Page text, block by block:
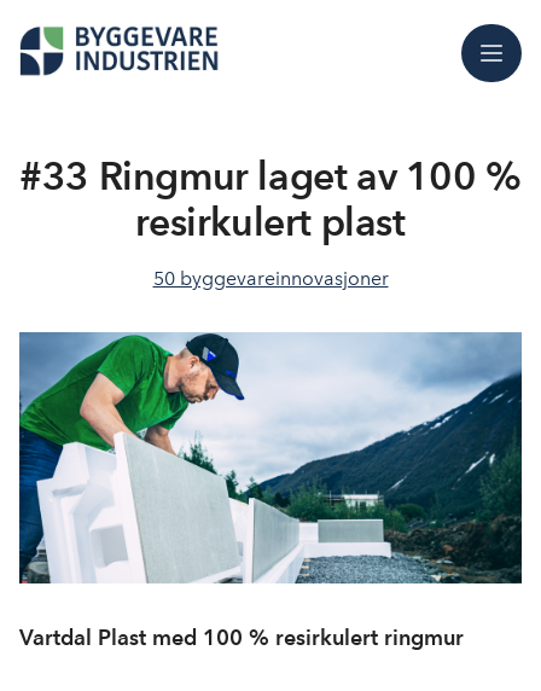
Meny
#33 Ringmur laget av 100 %
resirkulert plast
50 byggevareinnovasjoner
Vartdal Plast med 100 % resirkulert ringmur